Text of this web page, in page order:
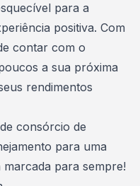
para a
positiva. Com
contar com o
a sua próxima
rendimentos
consórcio de
para uma
para sempre!